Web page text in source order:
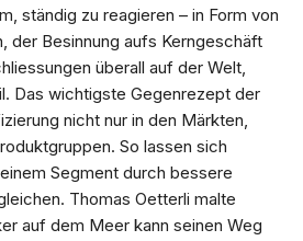
ständig zu reagieren – in Form von
der Besinnung aufs Kerngeschäft
überall auf der Welt,
Das wichtigste Gegenrezept der
nicht nur in den Märkten,
So lassen sich
Segment durch bessere
Thomas Oetterli malte
auf dem Meer kann seinen Weg